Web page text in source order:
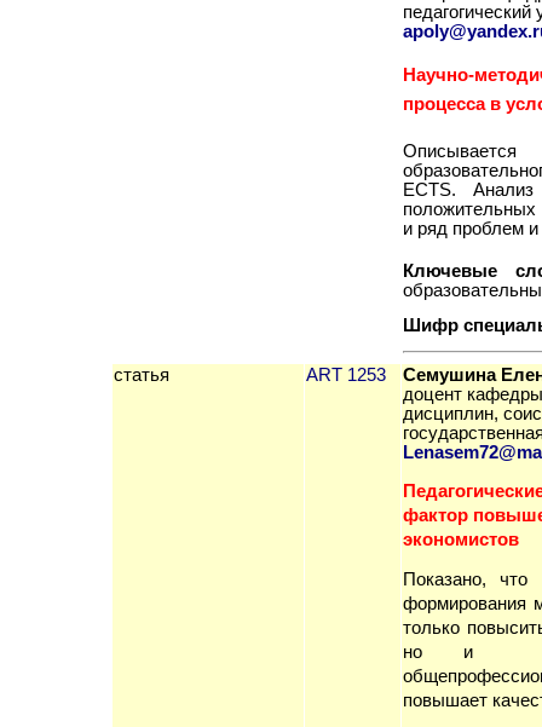
педагогический
Научно-
процесса в
О
ECTS. Анализ
и ряд проблем
Ключевые
Шифр
статья ART 1253
Cемушина
доцент
дисциплин,
Lenasem72@
фактор
экономистов
Показано, что
формирования
только
но и
повышает